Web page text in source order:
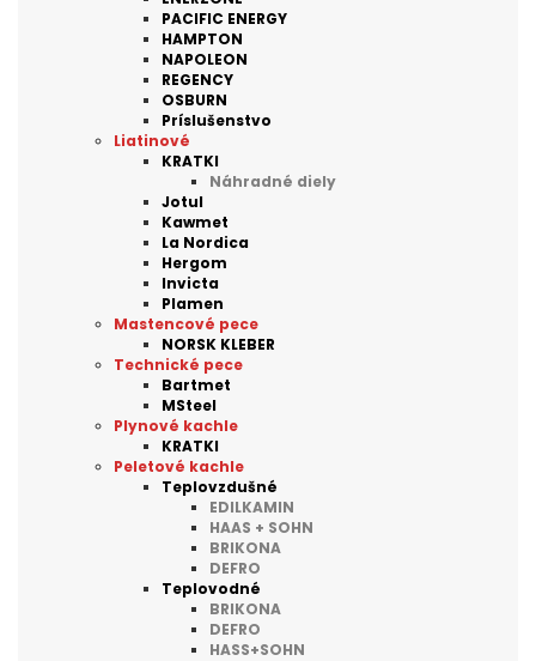
PACIFIC ENERGY
HAMPTON
NAPOLEON
REGENCY
OSBURN
Príslušenstvo
Liatinové
KRATKI
Náhradné diely
Jotul
Kawmet
La Nordica
Hergom
Invicta
Plamen
Mastencové pece
NORSK KLEBER
Technické pece
Bartmet
MSteel
Plynové kachle
KRATKI
Peletové kachle
Teplovzdušné
EDILKAMIN
HAAS + SOHN
BRIKONA
DEFRO
Teplovodné
BRIKONA
DEFRO
HASS+SOHN